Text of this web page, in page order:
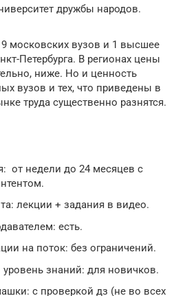
дружбы народов.
московских вузов и 1 высшее
Петербурга. В регионах цены
ниже. Но и ценность
вузов и тех, что приведены в
труда существенно разнятся.
от недели до 24 месяцев с
лекции + задания в видео.
есть.
на поток: без ограничений.
знаний: для новичков.
с проверкой дз (не во всех